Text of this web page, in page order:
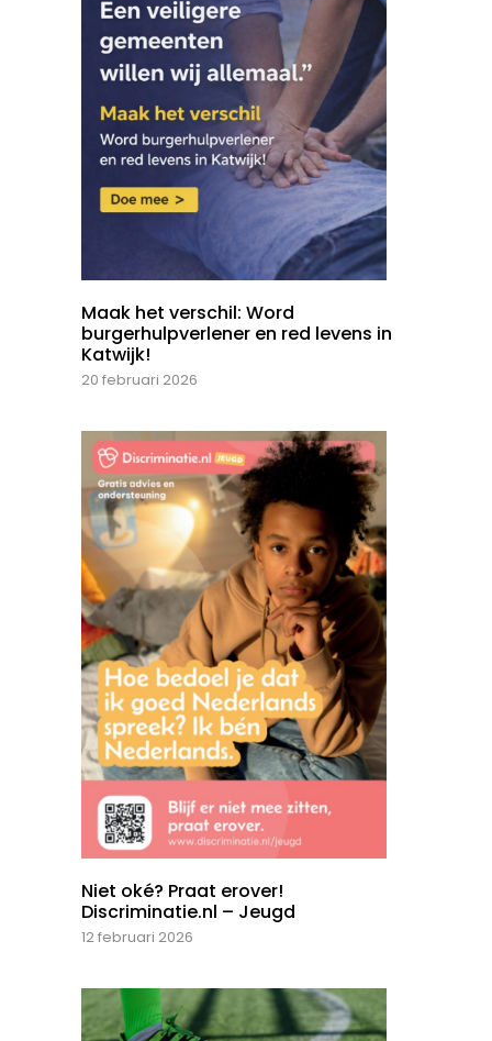
Maak het verschil: Word
burgerhulpverlener en red levens in
Katwijk!
20 februari 2026
Niet oké? Praat erover!
Discriminatie.nl – Jeugd
12 februari 2026